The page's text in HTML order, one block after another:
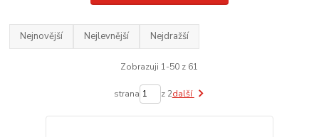
Nejnovější Nejlevnější Nejdražší
Zobrazuji 1-50 z 61
strana z 2další